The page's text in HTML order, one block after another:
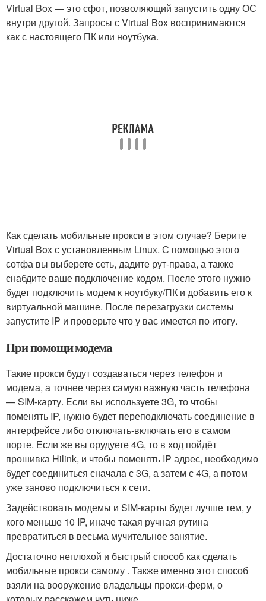
Virtual Box — это сфот, позволяющий запустить одну ОС
внутри другой. Запросы с Virtual Box воспринимаются
как с настоящего ПК или ноутбука.
Как сделать мобильные прокси в этом случае? Берите
Virtual Box с установленным Linux. С помощью этого
сотфа вы выберете сеть, дадите рут-права, а также
снабдите ваше подключение кодом. После этого нужно
будет подключить модем к ноутбуку/ПК и добавить его к
виртуальной машине. После перезагрузки системы
запустите IP и проверьте что у вас имеется по итогу.
При помощи модема
Такие прокси будут создаваться через телефон и
модема, а точнее через самую важную часть телефона
— SIM-карту. Если вы используете 3G, то чтобы
поменять IP, нужно будет переподключать соединение в
интерфейсе либо отключать-включать его в самом
порте. Если же вы орудуете 4G, то в ход пойдёт
прошивка Hilink, и чтобы поменять IP адрес, необходимо
будет соединиться сначала с 3G, а затем с 4G, а потом
уже заново подключиться к сети.
Задействовать модемы и SIM-карты будет лучше тем, у
кого меньше 10 IP, иначе такая ручная рутина
превратиться в весьма мучительное занятие.
Достаточно неплохой и быстрый способ как сделать
мобильные прокси самому . Также именно этот способ
взяли на вооружение владельцы прокси-ферм, о